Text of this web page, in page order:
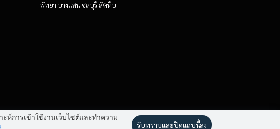
พัทยา บางแสน ชลบุรี สัตหีบ
ห์การเข้าใช้งานเว็บไซต์และทำความ
รับทราบและปิดแถบนี้ลง